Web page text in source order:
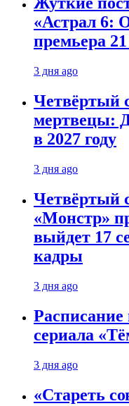
«Астрал 6:
премьера 21
3 дня ago
Четвёртый
мертвецы:
в 2027 году
3 дня ago
Четвёртый
«Монстр»
выйдет 17
кадры
3 дня ago
Расписание
сериала
3 дня ago
«Стареть